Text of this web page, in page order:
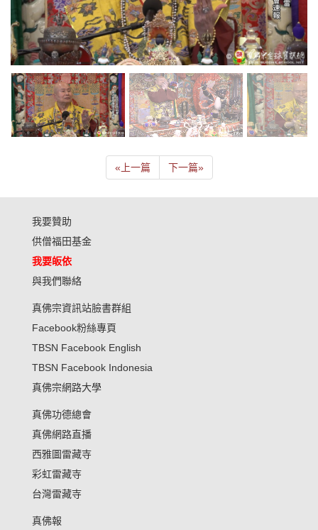
« 上一篇 下一篇»
我要贊助
供僧福田基金
我要皈依
與我們聯絡
真佛宗資訊站臉書群組
Facebook粉絲專頁
TBSN Facebook English
TBSN Facebook Indonesia
真佛宗網路大學
真佛功德總會
真佛網路直播
西雅圖雷藏寺
彩虹雷藏寺
台灣雷藏寺
真佛報